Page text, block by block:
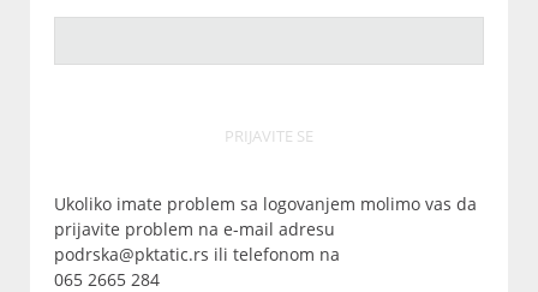
PRIJAVITE SE
Ukoliko imate problem sa logovanjem molimo vas da
prijavite problem na e-mail adresu
podrska@pktatic.rs ili telefonom na
065 2665 284